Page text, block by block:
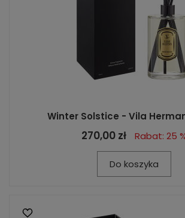
Winter Solstice - Vila
270,00 zł Rabat: 25
Do koszyka